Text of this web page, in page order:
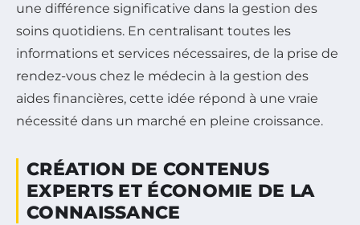
une différence significative dans la gestion des
soins quotidiens. En centralisant toutes les
informations et services nécessaires, de la prise de
rendez-vous chez le médecin à la gestion des
aides financières, cette idée répond à une vraie
nécessité dans un marché en pleine croissance.
CRÉATION DE CONTENUS
EXPERTS ET ÉCONOMIE DE LA
CONNAISSANCE